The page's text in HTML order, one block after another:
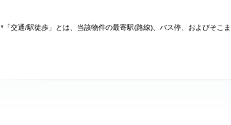
*「交通/駅徒歩」とは、当該物件の最寄駅(路線)、バス停、およびそこ